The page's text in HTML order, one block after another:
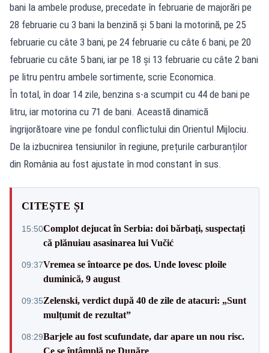
bani la ambele produse, precedate în februarie de majorări pe
28 februarie cu 3 bani la benzină și 5 bani la motorină, pe 25
februarie cu câte 3 bani, pe 24 februarie cu câte 6 bani, pe 20
februarie cu câte 5 bani, iar pe 18 și 13 februarie cu câte 2 bani
pe litru pentru ambele sortimente, scrie Economica.
În total, în doar 14 zile, benzina s-a scumpit cu 44 de bani pe
litru, iar motorina cu 71 de bani. Această dinamică
îngrijorătoare vine pe fondul conflictului din Orientul Mijlociu.
De la izbucnirea tensiunilor în regiune, prețurile carburanților
din România au fost ajustate în mod constant în sus.
CITEȘTE ȘI
15:50Complot dejucat în Serbia: doi bărbați, suspectați
că plănuiau asasinarea lui Vučić
09:37Vremea se întoarce pe dos. Unde lovesc ploile
duminică, 9 august
09:35Zelenski, verdict după 40 de zile de atacuri: „Sunt
mulțumit de rezultat”
08:29Barjele au fost scufundate, dar apare un nou risc.
Ce se întâmplă pe Dunăre